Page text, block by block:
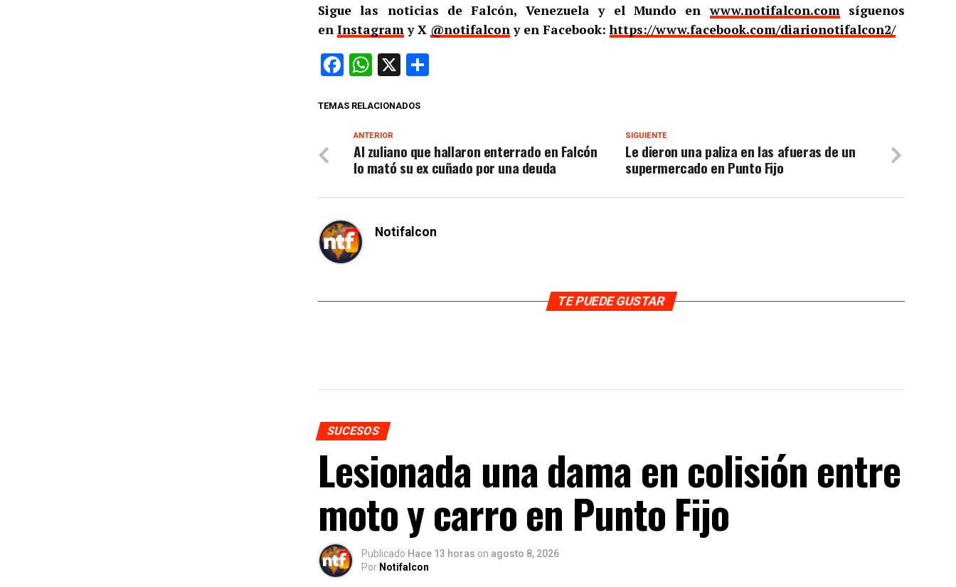
Sigue las noticias de Falcón, Venezuela y el Mundo enwww.notifalcon.comsíguenos
en Instagramy X @notifalcony en Facebook:https://www.facebook.com/diarionotifalcon2/
Facebook
WhatsApp
X
TEMAS RELACIONADOS
SIGUIENTE
Le dieron una paliza en las afueras de un
supermercado en Punto Fijo
ANTERIOR
Al zuliano que hallaron enterrado en Falcón
lo mató su ex cuñado por una deuda
Notifalcon
TE PUEDE GUSTAR
SUCESOS
Lesionada una dama en colisión entre
moto y carro en Punto Fijo
Publicado Hace 13 horas on agosto 8, 2026
Por Notifalcon